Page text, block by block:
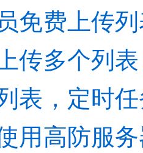
免费上传
传多个列
表，定时
用高防服